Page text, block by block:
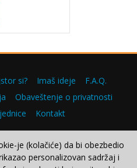
si? Imaš ideje
F.A.Q.
Obaveštenje o privatnosti
Kontakt
2000–2026.
je (kolačiće) da bi obezbedio
personalizovan sadržaj i